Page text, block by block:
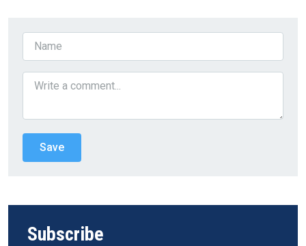
Subscribe